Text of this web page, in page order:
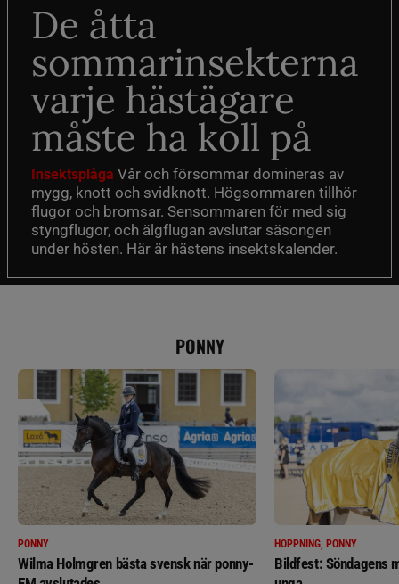
De åtta
sommarinsekterna
varje hästägare
måste ha koll på
Insektsplåga Vår och försommar domineras av
mygg, knott och svidknott. Högsommaren tillhör
flugor och bromsar. Sensommaren för med sig
styngflugor, och älgflugan avslutar säsongen
under hösten. Här är hästens insektskalender.
PONNY
PONNY
Wilma Holmgren bästa svensk när ponny-
HOPPNING, PONNY
Bildfest: Söndagens